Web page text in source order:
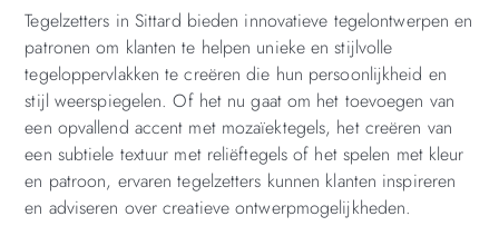
Tegelzetters in Sittard bieden innovatieve tegelontwerpen en
patronen om klanten te helpen unieke en stijlvolle
tegeloppervlakken te creëren die hun persoonlijkheid en
stijl weerspiegelen. Of het nu gaat om het toevoegen van
een opvallend accent met mozaïektegels, het creëren van
een subtiele textuur met reliëftegels of het spelen met kleur
en patroon, ervaren tegelzetters kunnen klanten inspireren
en adviseren over creatieve ontwerpmogelijkheden.